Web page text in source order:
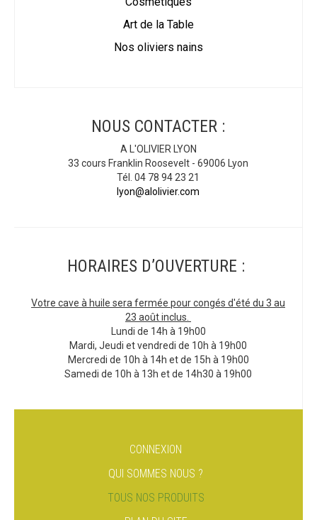
Art de la Table
Nos oliviers nains
NOUS CONTACTER :
A L'OLIVIER LYON
33 cours Franklin Roosevelt - 69006 Lyon
Tél. 04 78 94 23 21
lyon@alolivier.com
HORAIRES D’OUVERTURE :
Votre cave à huile sera fermée pour congés d'été du 3 au
23 août inclus.
Lundi de 14h à 19h00
Mardi, Jeudi et vendredi de 10h à 19h00
Mercredi de 10h à 14h et de 15h à 19h00
Samedi de 10h à 13h et de 14h30 à 19h00
CONNEXION
QUI SOMMES NOUS ?
TOUS NOS PRODUITS